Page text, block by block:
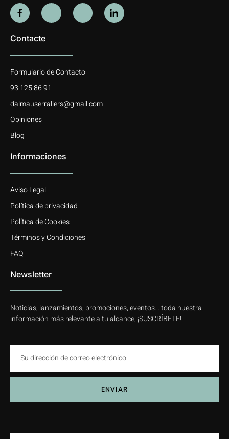
Contacte
Formulario de Contacto
93 125 86 91
dalmauserrallers@gmail.com
Opiniones
Blog
Informaciones
Aviso Legal
Política de privacidad
Política de Cookies
Términos y Condiciones
FAQ
Newsletter
Noticias, lanzamientos, promociones, eventos… toda nuestra
información más relevante a tu alcance, ¡SUSCRÍBETE!
ENVIAR